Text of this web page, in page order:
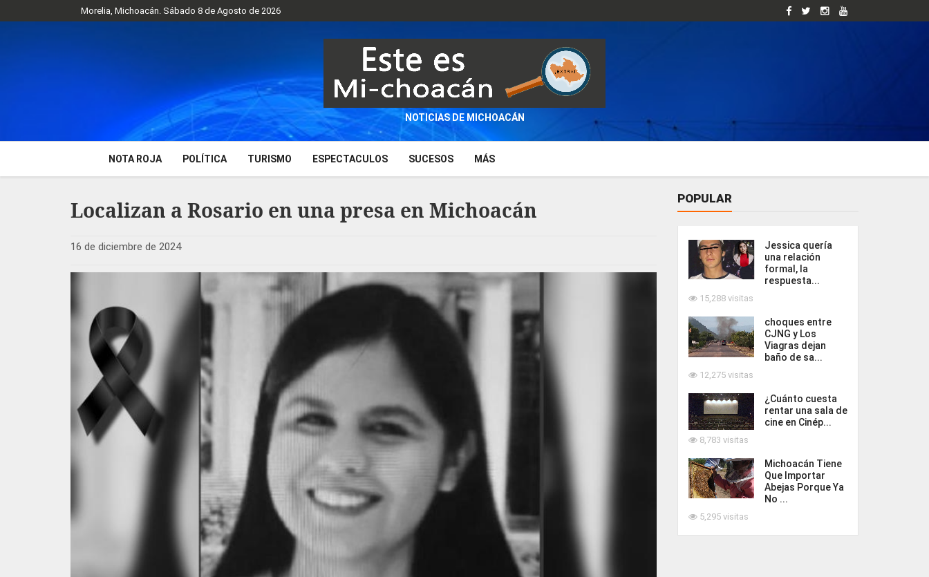
Morelia, Michoacán. Sábado 8 de Agosto de 2026
NOTICIAS DE MICHOACÁN
NOTA ROJA POLÍTICA TURISMO ESPECTACULOS SUCESOS MÁS
Localizan a Rosario en una presa en Michoacán
16 de diciembre de 2024
POPULAR
Jessica quería
una relación
formal, la
respuesta...
15,288 visitas
choques entre
CJNG y Los
Viagras dejan
baño de sa...
12,275 visitas
¿Cuánto cuesta
rentar una sala de
cine en Cinép...
8,783 visitas
Michoacán Tiene
Que Importar
Abejas Porque Ya
No ...
5,295 visitas